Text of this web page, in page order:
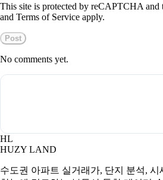
This site is protected by reCAPTCHA
and Terms of Service apply.
Post
No comments yet.
HL
HUZY LAND
수도권 아파트 실거래가, 단지 분석,